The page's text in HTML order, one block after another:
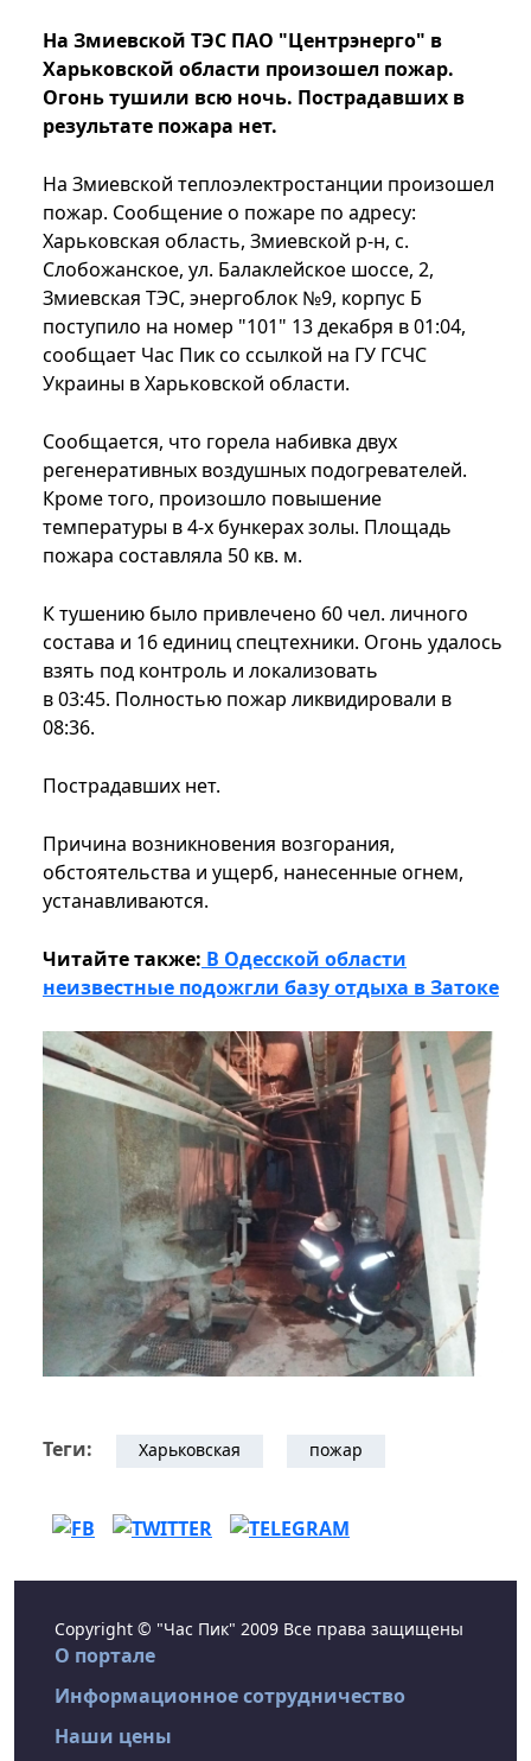
На Змиевской ТЭС ПАО "Центрэнерго" в
Харьковской области произошел пожар.
Огонь тушили всю ночь. Пострадавших в
результате пожара нет.
На Змиевской теплоэлектростанции произошел
пожар. Сообщение о пожаре по адресу:
Харьковская область, Змиевской р-н, с.
Слобожанское, ул. Балаклейское шоссе, 2,
Змиевская ТЭС, энергоблок №9, корпус Б
поступило на номер "101" 13 декабря в 01:04,
сообщает Час Пик со ссылкой на ГУ ГСЧС
Украины в Харьковской области.
Сообщается, что горела набивка двух
регенеративных воздушных подогревателей.
Кроме того, произошло повышение
температуры в 4-х бункерах золы. Площадь
пожара составляла 50 кв. м.
К тушению было привлечено 60 чел. личного
состава и 16 единиц спецтехники. Огонь удалось
взять под контроль и локализовать
в 03:45. Полностью пожар ликвидировали в
08:36.
Пострадавших нет.
Причина возникновения возгорания,
обстоятельства и ущерб, нанесенные огнем,
устанавливаются.
Читайте также: В Одесской области
неизвестные подожгли базу отдыха в Затоке
Теги: Харьковская пожар
Copyright © "Час Пик" 2009 Все права защищены
О портале
Информационное сотрудничество
Наши цены